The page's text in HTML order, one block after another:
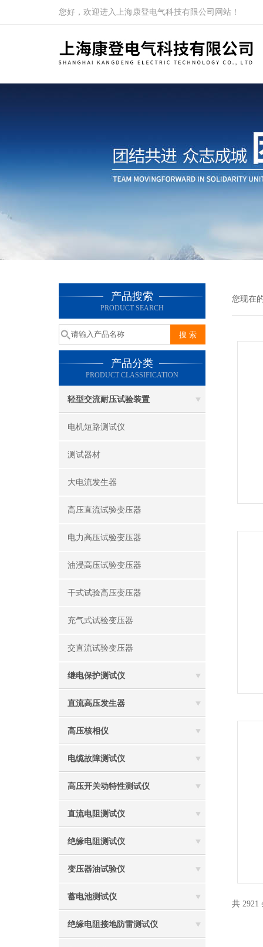
您好，欢迎进入上海康登电气科技有限公司网站！
产品搜索
PRODUCT SEARCH
产品分类
PRODUCT CLASSIFICATION
轻型交流耐压试验装置
电机短路测试仪
测试器材
大电流发生器
高压直流试验变压器
电力高压试验变压器
油浸高压试验变压器
干式试验高压变压器
充气式试验变压器
交直流试验变压器
继电保护测试仪
直流高压发生器
高压核相仪
电缆故障测试仪
高压开关动特性测试仪
直流电阻测试仪
绝缘电阻测试仪
变压器油试验仪
蓄电池测试仪
绝缘电阻接地防雷测试仪
您现在
共 2921